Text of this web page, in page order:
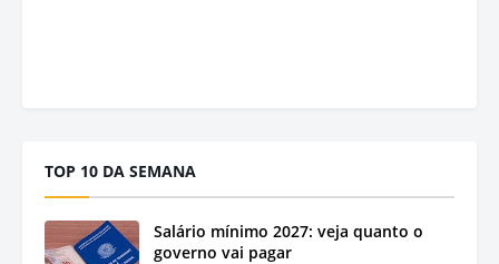
TOP 10 DA SEMANA
Salário mínimo 2027: veja quanto o
governo vai pagar